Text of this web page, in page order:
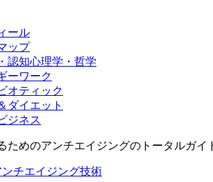
ール
ップ
認知心理学・哲学
ーワーク
オティック
ダイエット
ジネス
ためのアンチエイジングのトータルガイ
チエイジング技術